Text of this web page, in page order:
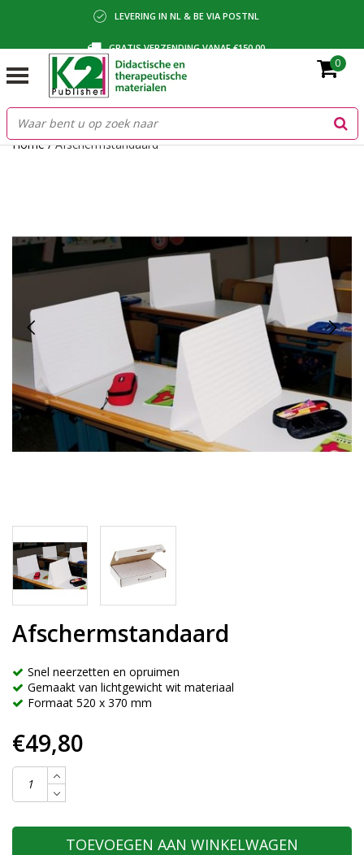
LEVERING IN NL & BE VIA POSTNL
GRATIS VERZENDING VANAF €150,00
BETALING VIA IDEAL, BANCONTACT OF FACTUUR
0
Home/Afschermstandaard
Afschermstandaard
Snel neerzetten en opruimen
Gemaakt van lichtgewicht wit materiaal
Formaat 520 x 370 mm
€49,80
TOEVOEGEN AAN WINKELWAGEN